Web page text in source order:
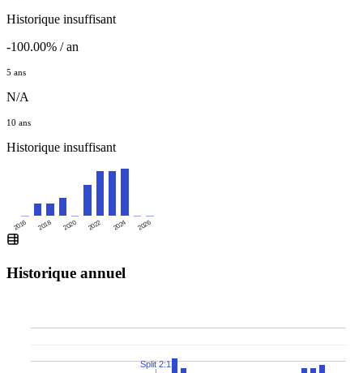
Historique insuffisant
-100.00% / an
5 ans
N/A
10 ans
Historique insuffisant
2016 2018 2020 2022 2024 2026
Historique annuel
Split 2:1